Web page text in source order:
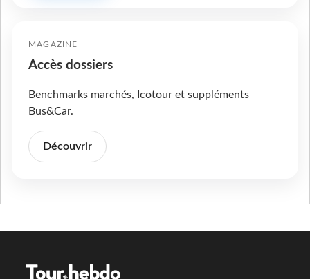
MAGAZINE
Accès dossiers
Benchmarks marchés, Icotour et suppléments
Bus&Car.
Découvrir